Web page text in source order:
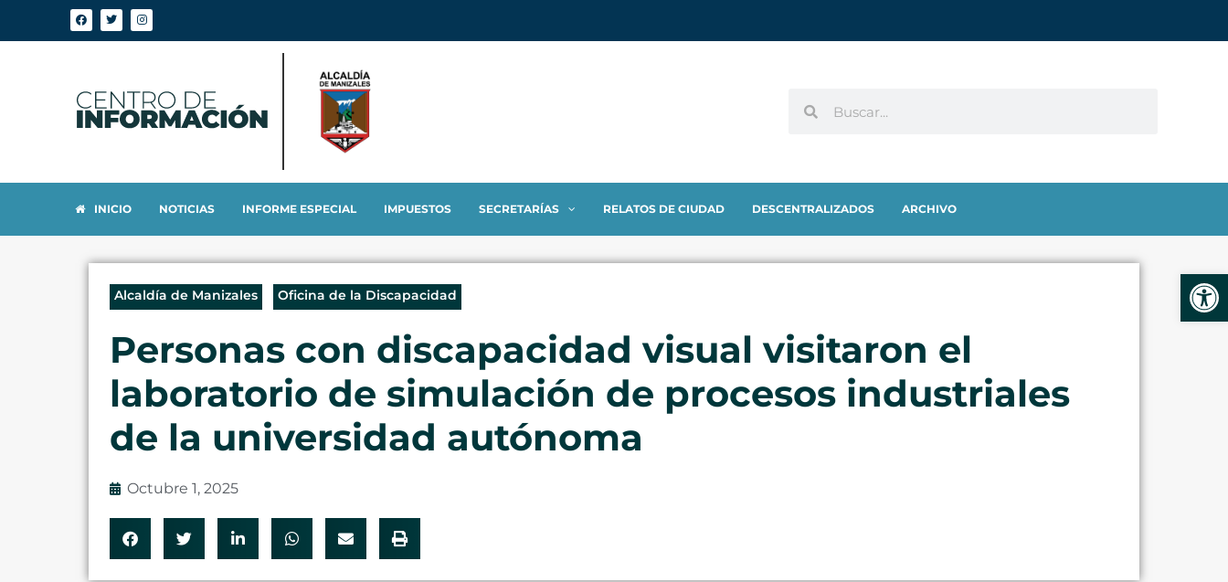
INICIO NOTICIAS INFORME ESPECIAL IMPUESTOS SECRETARÍAS RELATOS DE CIUDAD DESCENTRALIZADOS ARCHIVO
Alcaldía de Manizales Oficina de la Discapacidad
Personas con discapacidad visual visitaron el
laboratorio de simulación de procesos industriales
de la universidad autónoma
Octubre 1, 2025